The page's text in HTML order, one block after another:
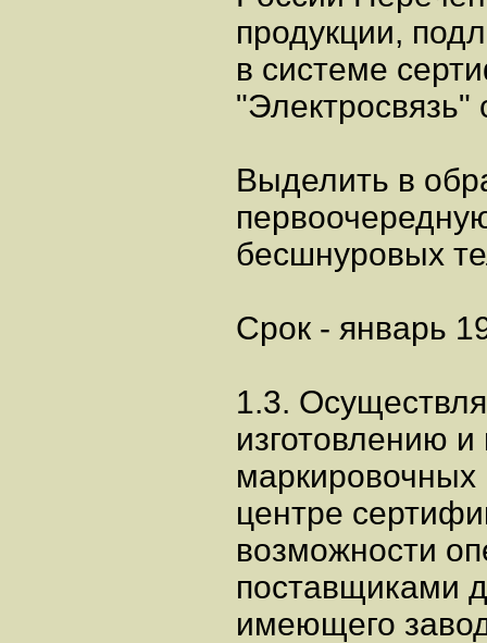
продукции,
в системе
Выделить в
бесшнуровых
Срок - январь
1.3.
изготовлению
центре
возможности
поставщиками
имеющего